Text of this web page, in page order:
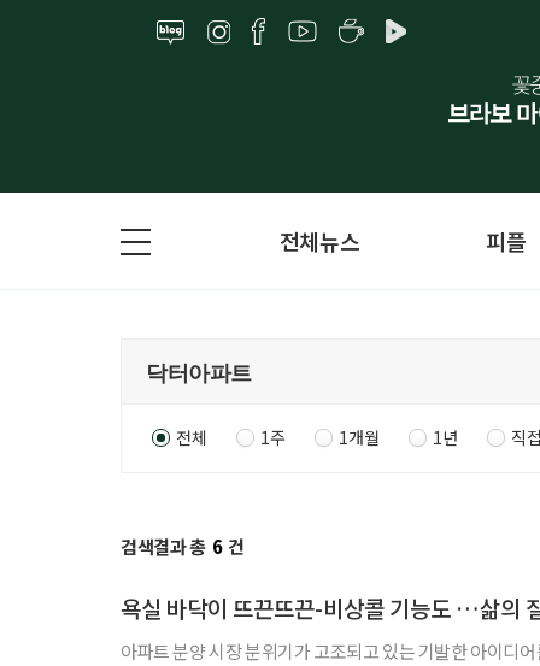
전체뉴스 피플
전체 1주 1개월 1년 직
검색결과 총 6 건
욕실 바닥이 뜨끈뜨끈-비상콜 기능도 …삶의
아파트 분양 시장 분위기가 고조되고 있는 기발한 아이디